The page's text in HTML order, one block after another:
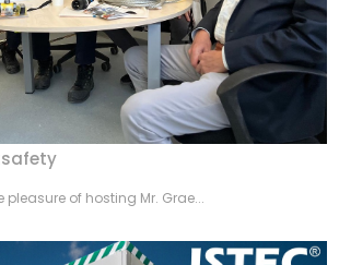
pleasure of hosting Mr. Grae...